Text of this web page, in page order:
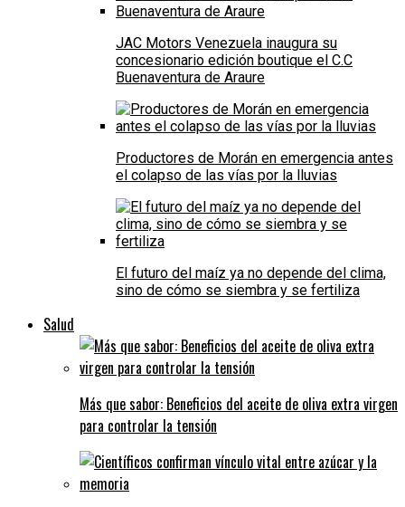
JAC Motors Venezuela inaugura su
concesionario edición boutique el C.C
Buenaventura de Araure
Productores de Morán en emergencia antes
el colapso de las vías por la lluvias
El futuro del maíz ya no depende del clima,
sino de cómo se siembra y se fertiliza
Salud
Más que sabor: Beneficios del aceite de oliva extra virgen
para controlar la tensión